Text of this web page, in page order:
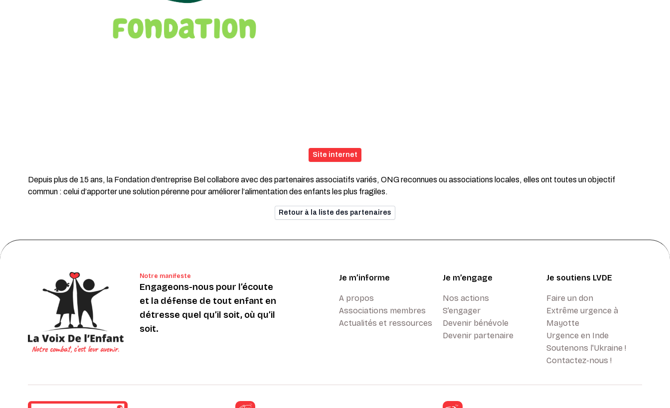
Site internet
Depuis plus de 15 ans, la Fondation d’entreprise Bel collabore avec des partenaires associatifs variés, ONG reconnues ou associations locales, elles ont toutes un objectif
commun : celui d’apporter une solution pérenne pour améliorer l’alimentation des enfants les plus fragiles.
Retour à la liste des partenaires
Notre manifeste
Engageons-nous pour l’écoute
et la défense de tout enfant en
détresse quel qu’il soit, où qu’il
soit.
Je m’informe
A propos
Associations membres
Actualités et ressources
Je m’engage
Nos actions
S’engager
Devenir bénévole
Devenir partenaire
Je soutiens LVDE
Faire un don
Extrême urgence à
Mayotte
Urgence en Inde
Soutenons l'Ukraine !
Contactez-nous !